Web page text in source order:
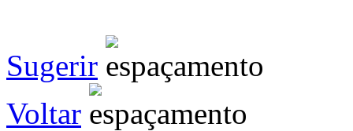
Sugerir
Voltar